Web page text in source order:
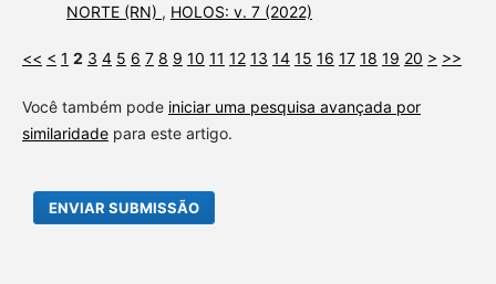
NORTE (RN) , HOLOS: v. 7 (2022)
<< < 1 2 3 4 5 6 7 8 9 10 11 12 13 14 15 16 17 18 19 20 > >>
Você também pode iniciar uma pesquisa avançada por
similaridadepara este artigo.
ENVIAR SUBMISSÃO